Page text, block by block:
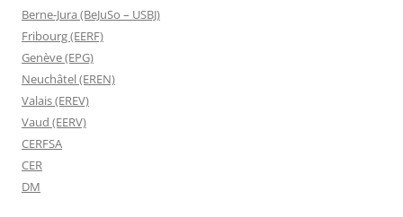
Berne-Jura (BeJuSo – USBJ)
Fribourg (EERF)
Genève (EPG)
Neuchâtel (EREN)
Valais (EREV)
Vaud (EERV)
CERFSA
CER
DM